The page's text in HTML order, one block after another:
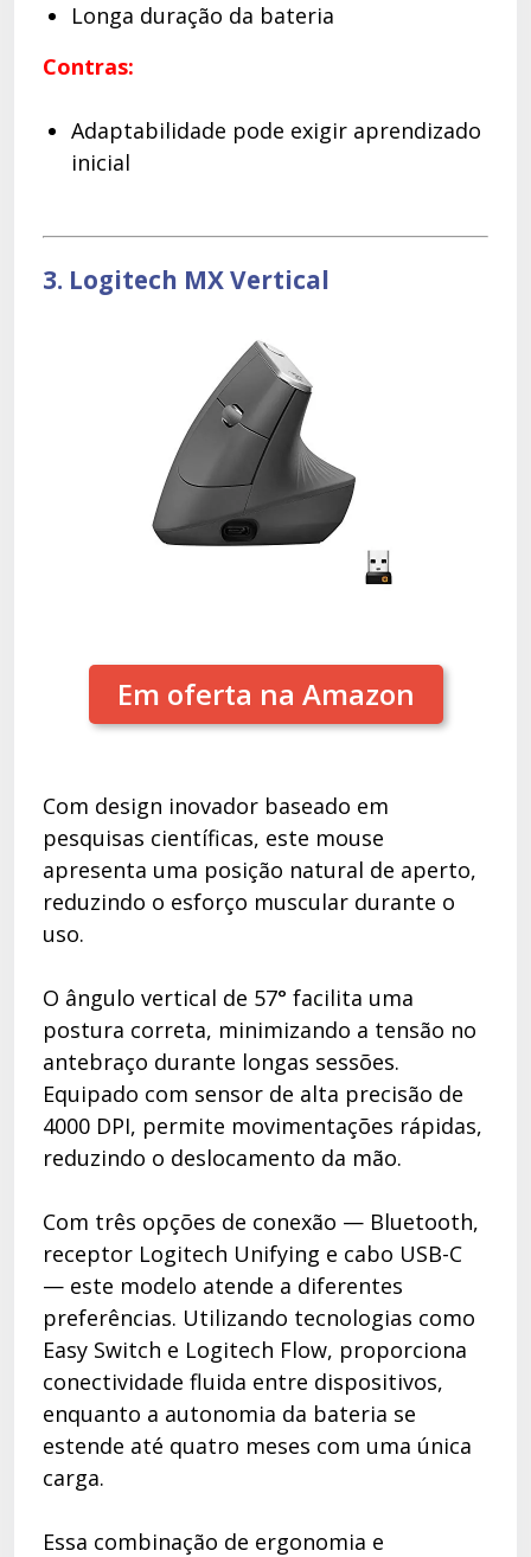
Longa duração da bateria
Contras:
Adaptabilidade pode exigir aprendizado
inicial
3. Logitech MX Vertical
Em oferta na Amazon
Com design inovador baseado em
pesquisas científicas, este mouse
apresenta uma posição natural de aperto,
reduzindo o esforço muscular durante o
uso.
O ângulo vertical de 57° facilita uma
postura correta, minimizando a tensão no
antebraço durante longas sessões.
Equipado com sensor de alta precisão de
4000 DPI, permite movimentações rápidas,
reduzindo o deslocamento da mão.
Com três opções de conexão — Bluetooth,
receptor Logitech Unifying e cabo USB-C
— este modelo atende a diferentes
preferências. Utilizando tecnologias como
Easy Switch e Logitech Flow, proporciona
conectividade fluida entre dispositivos,
enquanto a autonomia da bateria se
estende até quatro meses com uma única
carga.
Essa combinação de ergonomia e